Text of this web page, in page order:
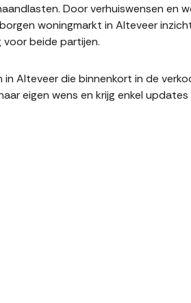
Door verhuiswensen en
woningmarkt in Alteveer
beide partijen.
Alteveer die binnenkort in de
eigen wens en krijg enkel